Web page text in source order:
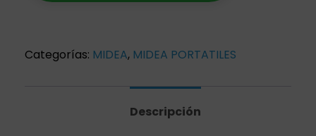
Categorías: MIDEA, MIDEA PORTATILES
Descripción